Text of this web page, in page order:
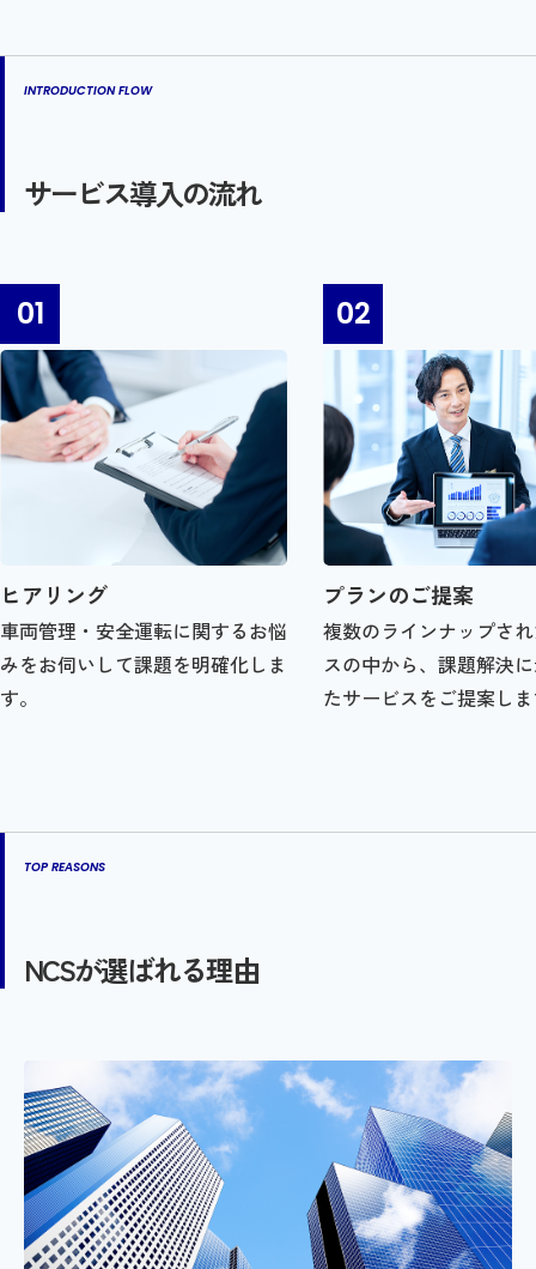
INTRODUCTION FLOW
サービス導入の流れ
ヒアリング
車両管理・安全運転に関するお悩
みをお伺いして課題を明確化しま
す。
プランのご提案
複数のラインナップさ
スの中から、課題解決
たサービスをご提案し
TOP REASONS
NCSが選ばれる理由